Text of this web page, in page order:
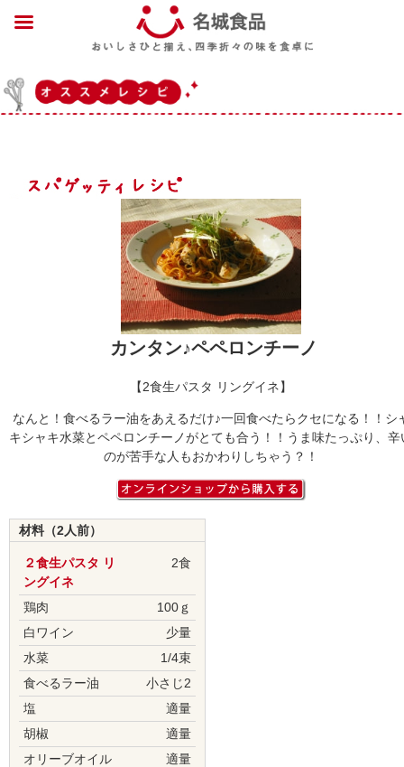
カンタン♪ペペロンチーノ
【2食生パスタ リングイネ】
なんと！食べるラー油をあえるだけ♪一回食べたらクセになる！！シ
キシャキ水菜とペペロンチーノがとても合う！！うま味たっぷり、辛
のが苦手な人もおかわりしちゃう？！
材料（2人前）
２食生パスタ リ
ングイネ
2食
鶏肉
100ｇ
白ワイン
少量
水菜
1/4束
食べるラー油
小さじ2
塩
適量
胡椒
適量
オリーブオイル
適量